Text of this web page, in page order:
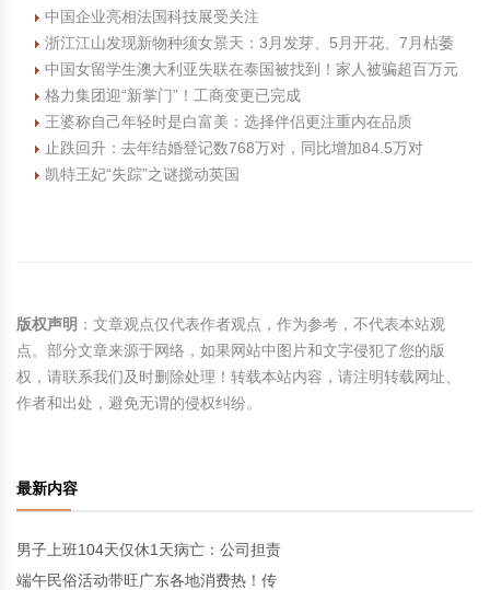
中国企业亮相法国科技展受关注
浙江江山发现新物种须女景天：3月发芽、5月开花、7月枯萎
中国女留学生澳大利亚失联在泰国被找到！家人被骗超百万元
格力集团迎“新掌门”！工商变更已完成
王婆称自己年轻时是白富美：选择伴侣更注重内在品质
止跌回升：去年结婚登记数768万对，同比增加84.5万对
凯特王妃“失踪”之谜搅动英国
版权声明 ：文章观点仅代表作者观点，作为参考，不代表本站观
点。部分文章来源于网络，如果网站中图片和文字侵犯了您的版
权，请联系我们及时删除处理！转载本站内容，请注明转载网址、
作者和出处，避免无谓的侵权纠纷。
最新内容
男子上班104天仅休1天病亡：公司担责
端午民俗活动带旺广东各地消费热！传